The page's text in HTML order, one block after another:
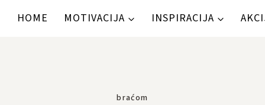
HOME MOTIVACIJA INSPIRACIJA
braćom